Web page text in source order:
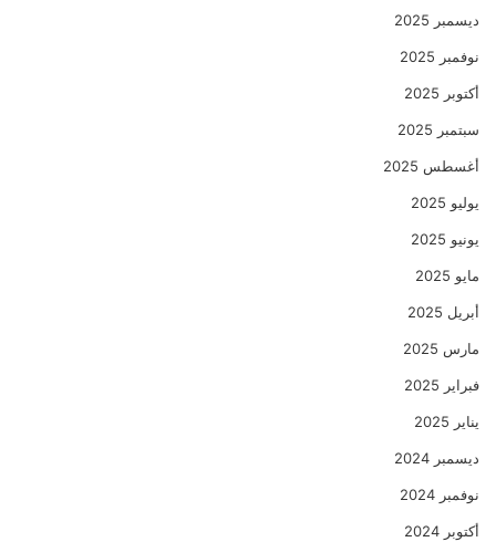
ديسمبر 2025
نوفمبر 2025
أكتوبر 2025
سبتمبر 2025
أغسطس 2025
يوليو 2025
يونيو 2025
مايو 2025
أبريل 2025
مارس 2025
فبراير 2025
يناير 2025
ديسمبر 2024
نوفمبر 2024
أكتوبر 2024